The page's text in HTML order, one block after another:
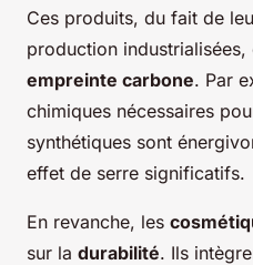
Ces produits, du fait de
production
empreinte carbone. Par
chimiques nécessaires
synthétiques sont
effet de serre significatifs.
En revanche, les
sur la durabilité. Ils